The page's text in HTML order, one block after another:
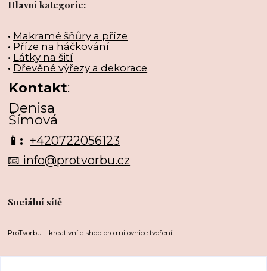
Hlavní kategorie:
• Makramé šňůry a příze
• Příze na háčkování
• Látky na šití
• Dřevěné výřezy a dekorace
Kontakt:
Denisa
Šímová
📱: +420722056123
📧 info@protvorbu.cz
Sociální sítě
ProTvorbu – kreativní e-shop pro milovnice tvoření